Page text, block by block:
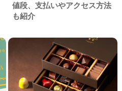
値段、支払いやアクセス方法
も紹介